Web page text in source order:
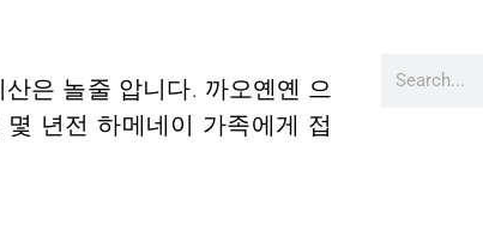
은 놀줄 압니다. 까오옌옌 으
년전 하메네이 가족에게 접